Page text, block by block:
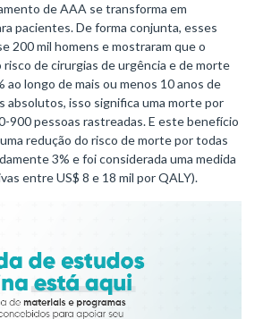
de AAA se transforma em
pacientes. De forma conjunta, esses
200 mil homens e mostraram que o
de cirurgias de urgência e de morte
ao longo de mais ou menos 10 anos de
absolutos, isso significa uma morte por
900 pessoas rastreadas. E este benefício
redução do risco de morte por todas
3% e foi considerada uma medida
entre US$ 8 e 18 mil por QALY).